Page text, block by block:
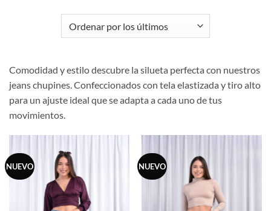
Comodidad y estilo descubre la silueta perfecta con nuestros
jeans chupines. Confeccionados con tela elastizada y tiro alto
para un ajuste ideal que se adapta a cada uno de tus
movimientos.
NUEVO NUEVO